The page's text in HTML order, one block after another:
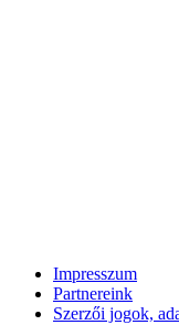
Impresszum
Partnereink
Szerzői jogok,